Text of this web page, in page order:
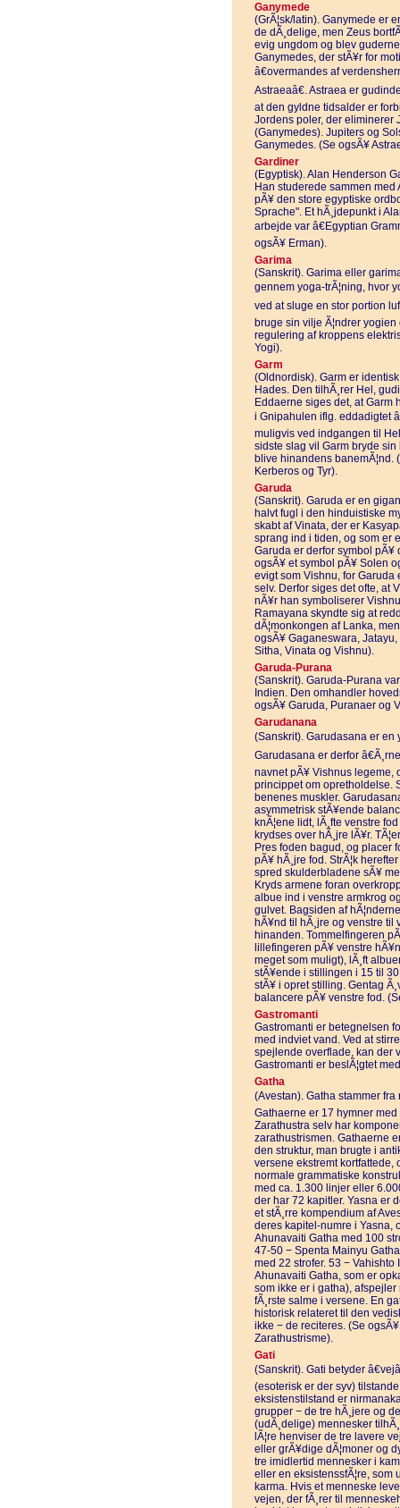
Ganymede
(GrÃ¦sk/latin). Ganymede er
de dÃ¸delige, men Zeus
evig ungdom og blev
Ganymedes, der stÃ¥r for
â€overmandes af
Astraeaâ€. Astraea er
at den gyldne tidsalder er
Jordens poler, der eliminerer
(Ganymedes). Jupiters og
Ganymedes. (Se ogsÃ¥
Gardiner
(Egyptisk). Alan Henderson
Han studerede sammen
pÃ¥ den store egyptiske
Sprache". Et hÃ¸jdepunkt i
arbejde var â€Egyptian
ogsÃ¥ Erman).
Garima
(Sanskrit). Garima eller
gennem yoga-trÃ¦ning, hvor
ved at sluge en stor portion
bruge sin vilje Ã¦ndrer yogien
regulering af kroppens
Yogi).
Garm
(Oldnordisk). Garm er
Hades. Den tilhÃ¸rer Hel,
Eddaerne siges det, at Garm
i Gnipahulen iflg. eddadigtet
muligvis ved indgangen til
sidste slag vil Garm bryde sin
blive hinandens banemÃ¦nd.
Kerberos og Tyr).
Garuda
(Sanskrit). Garuda er en
halvt fugl i den hinduistiske
skabt af Vinata, der er
sprang ind i tiden, og som er
Garuda er derfor symbol pÃ¥
ogsÃ¥ et symbol pÃ¥ Solen
evigt som Vishnu, for
selv. Derfor siges det ofte, at
nÃ¥r han symboliserer
Ramayana skyndte sig at
dÃ¦monkongen af Lanka,
ogsÃ¥ Gaganeswara,
Sitha, Vinata og Vishnu).
Garuda-Purana
(Sanskrit). Garuda-Purana
Indien. Den omhandler
ogsÃ¥ Garuda, Puranaer og
Garudanana
(Sanskrit). Garudasana er en
Garudasana er derfor
navnet pÃ¥ Vishnus legeme,
princippet om opretholdelse.
benenes muskler.
asymmetrisk stÃ¥ende
knÃ¦ene lidt, lÃ¸fte venstre
krydses over hÃ¸jre lÃ¥r.
Pres foden bagud, og placer
pÃ¥ hÃ¸jre fod. StrÃ¦k
spred skulderbladene sÃ¥
Kryds armene foran
albue ind i venstre armkrog
gulvet. Bagsiden af
hÃ¥nd til hÃ¸jre og venstre
hinanden. Tommelfingeren
lillefingeren pÃ¥ venstre
meget som muligt), lÃ¸ft
stÃ¥ende i stillingen i 15 til
stÃ¥ i opret stilling. Gentag
balancere pÃ¥ venstre fod.
Gastromanti
Gastromanti er betegnelsen
med indviet vand. Ved at
spejlende overflade, kan der
Gastromanti er beslÃ¦gtet
Gatha
(Avestan). Gatha stammer fra
Gathaerne er 17 hymner
Zarathustra selv har
zarathustrismen. Gathaerne
den struktur, man brugte i
versene ekstremt kortfattede,
normale grammatiske
med ca. 1.300 linjer eller
der har 72 kapitler. Yasna er
et stÃ¸rre kompendium af
deres kapitel-numre i Yasna,
Ahunavaiti Gatha med 100
47-50 − Spenta Mainyu
med 22 strofer. 53 −
Ahunavaiti Gatha, som er
som ikke er i gatha),
fÃ¸rste salme i versene. En
historisk relateret til den
ikke − de reciteres. (Se
Zarathustrisme).
Gati
(Sanskrit). Gati betyder
(esoterisk er der syv)
eksistenstilstand er
grupper − de tre hÃ¸jere og
(udÃ¸delige) mennesker
lÃ¦re henviser de tre lavere
eller grÃ¥dige dÃ¦moner og
tre imidlertid mennesker i
eller en eksistenssfÃ¦re, som
karma. Hvis et menneske
vejen, der fÃ¸rer til